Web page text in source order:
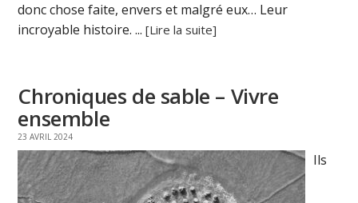
donc chose faite, envers et malgré eux… Leur
incroyable histoire. ...[Lire la suite]
Chroniques de sable – Vivre
ensemble
23 AVRIL 2024
Ils